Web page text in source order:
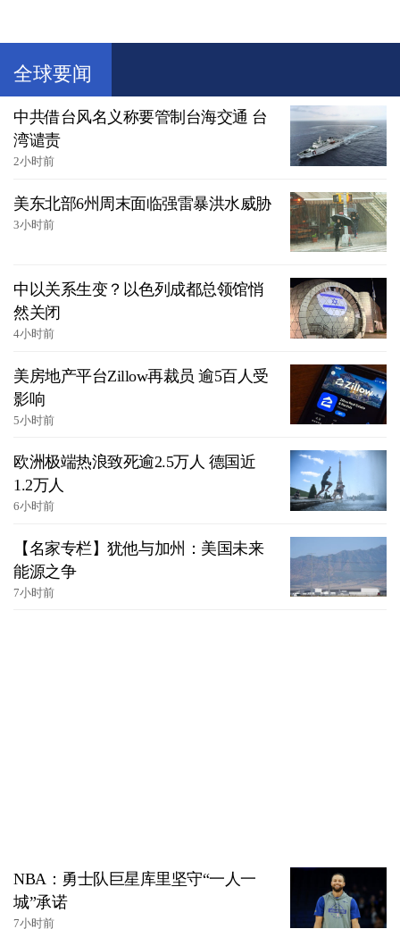
全球要闻
中共借台风名义称要管制台海交通 台
湾谴责
2小时前
美东北部6州周末面临强雷暴洪水威胁
3小时前
中以关系生变？以色列成都总领馆悄
然关闭
4小时前
美房地产平台Zillow再裁员 逾5百人受
影响
5小时前
欧洲极端热浪致死逾2.5万人 德国近
1.2万人
6小时前
【名家专栏】犹他与加州：美国未来
能源之争
7小时前
NBA：勇士队巨星库里坚守“一人一
城”承诺
7小时前